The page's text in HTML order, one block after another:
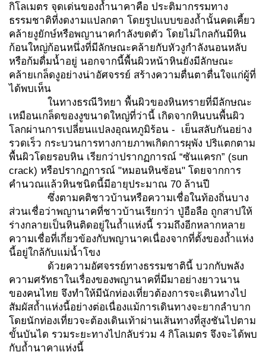
กิโลเมตร จุดเด่นของถ้ำนาคาคือ ประติมากรรมทาง
ธรรมชาติที่งดงามแปลกตา โดยรูปแบบของถ้ำนั้นคดเคี้ยว
คล้ายงูยักษ์หรือพญานาคกำลังขดตัว โดยไม่ไกลกันมีหิน
ก้อนใหญ่ก้อนหนึ่งที่มีลักษณะคล้ายกับหัวงูกำลังนอนหลับ
หรือก้มดื่มน้ำอยู่ นอกจากนี้พื้นผิวหน้าหินยังมีลักษณะ
คล้ายเกล็ดงูอย่างน่าอัศจรรย์ สร้างความตื่นตาตื่นใจแก่ผู้ที่
ได้พบเห็น
ในทางธรณีวิทยา พื้นผิวของหินทรายที่มีลักษณะ
เหมือนเกล็ดของงูขนาดใหญ่ที่ว่านี้ เกิดจากหินบนพื้นผิว
โลกผ่านการเปลี่ยนแปลงอุณหภูมิร้อน - เย็นสลับกันอย่าง
รวดเร็ว กระบวนการทางกายภาพเกิดการผุพัง ปริแตกตาม
พื้นผิวโดยรอบหิน เรียกว่าปรากฏการณ์ “ซันแครก” (sun
crack) หรือปรากฏการณ์ "หมอนหินซ้อน" โดยจากการ
คำนวณแล้วหินชนิดนี้มีอายุประมาณ 70 ล้านปี
ซึ่งตามคติชาวบ้านหรือความเชื่อในท้องถิ่นบาง
ส่วนเชื่อว่าพญานาคที่ชาวบ้านเรียกว่า ปู่อือลือ ถูกสาปให้
ร่างกลายเป็นหินติดอยู่ในถ้ำแห่งนี้ รวมถึงอีกหลากหลาย
ความเชื่อที่เกี่ยวข้องกับพญานาคเนื่องจากที่ตั้งของถ้ำแห่ง
นี้อยู่ใกล้กับแม่น้ำโขง
ด้วยความอัศจรรย์ทางธรรมชาตินี้ บวกกับพลัง
ความศรัทธาในเรื่องของพญานาคที่มีมาอย่างยาวนาน
ของคนไทย จึงทำให้มีนักท่องเที่ยวต้องการจะเดินทางไป
สัมผัสถ้ำแห่งนี้อย่างต่อเนื่องแม้การเดินทางจะยากลำบาก
โดยนักท่องเที่ยวจะต้องเดินเท้าผ่านเส้นทางที่สูงชันไปตาม
ขั้นบันได รวมระยะทางไปกลับร่วม 4 กิโลเมตร จึงจะได้พบ
กับถ้ำนาคาแห่งนี้